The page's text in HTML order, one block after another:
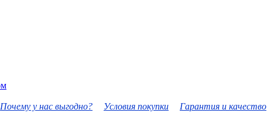
Почему у нас выгодно? Условия покупки Гарантия и качество